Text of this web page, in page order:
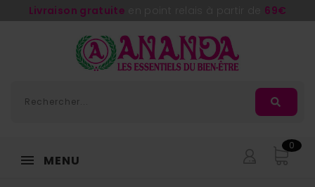
Livraison gratuite 69€
MENU
0